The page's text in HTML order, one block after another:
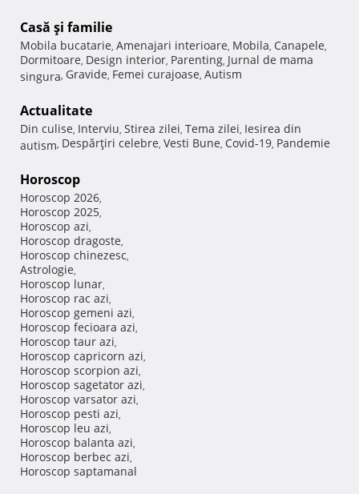
Casă şi familie
Mobila bucatarie, Amenajari interioare, Mobila, Canapele,
Dormitoare, Design interior, Parenting, Jurnal de mama
singura, Gravide, Femei curajoase, Autism
Actualitate
Din culise, Interviu, Stirea zilei, Tema zilei, Iesirea din
autism, Despărţiri celebre, Vesti Bune, Covid-19, Pandemie
Horoscop
Horoscop 2026,
Horoscop 2025,
Horoscop azi,
Horoscop dragoste,
Horoscop chinezesc,
Astrologie,
Horoscop lunar,
Horoscop rac azi,
Horoscop gemeni azi,
Horoscop fecioara azi,
Horoscop taur azi,
Horoscop capricorn azi,
Horoscop scorpion azi,
Horoscop sagetator azi,
Horoscop varsator azi,
Horoscop pesti azi,
Horoscop leu azi,
Horoscop balanta azi,
Horoscop berbec azi,
Horoscop saptamanal